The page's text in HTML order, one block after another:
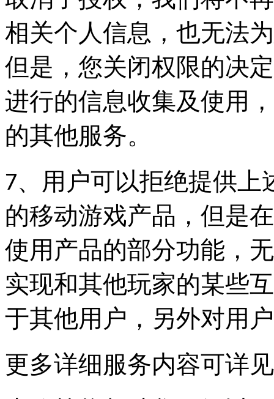
相关个人信息，也无法
但是，您关闭权限的决
进行的信息收集及使用
的其他服务。
7、用户可以拒绝提供上
的移动游戏产品，但是
使用产品的部分功能，
实现和其他玩家的某些
于其他用户，另外对用
更多详细服务内容可详